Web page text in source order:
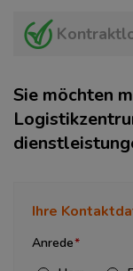
Sie möchten
Ihre
Anrede